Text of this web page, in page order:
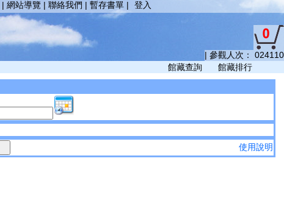
登入
|
| 網站導覽 | 聯絡我們 | 暫存書單
| 參觀人次： 024110
館藏查詢 館藏排行
使用說明